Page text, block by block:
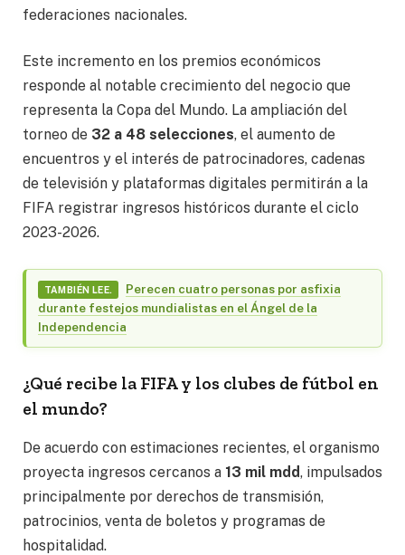
federaciones nacionales.
Este incremento en los premios económicos
responde al notable crecimiento del negocio que
representa la Copa del Mundo. La ampliación del
torneo de 32 a 48 selecciones, el aumento de
encuentros y el interés de patrocinadores, cadenas
de televisión y plataformas digitales permitirán a la
FIFA registrar ingresos históricos durante el ciclo
2023-2026.
TAMBIÉN LEE.
Perecen cuatro personas por asfixia
durante festejos mundialistas en el Ángel de la
Independencia
¿Qué recibe la FIFA y los clubes de fútbol en
el mundo?
De acuerdo con estimaciones recientes, el organismo
proyecta ingresos cercanos a 13 mil mdd, impulsados
principalmente por derechos de transmisión,
patrocinios, venta de boletos y programas de
hospitalidad.